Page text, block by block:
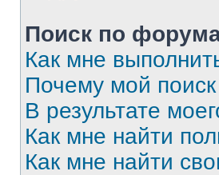
Поиск по
Как мне
Почему мой поиск
В результате
Как мне найти
Как мне найти